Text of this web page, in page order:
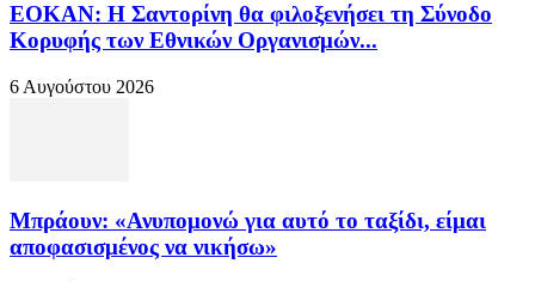
ΕΟΚΑΝ: Η Σαντορίνη θα φιλοξενήσει τη Σύνοδο
Κορυφής των Εθνικών Οργανισμών...
6 Αυγούστου 2026
Μπράουν: «Ανυπομονώ για αυτό το ταξίδι, είμαι
αποφασισμένος να νικήσω»